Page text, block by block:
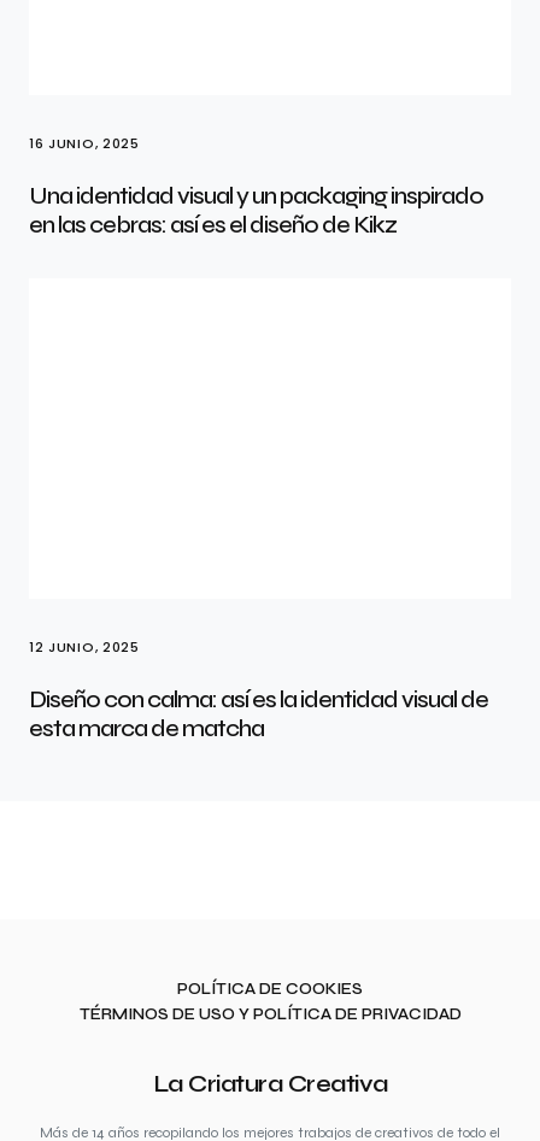
16 JUNIO, 2025
Una identidad visual y un packaging inspirado
en las cebras: así es el diseño de Kikz
12 JUNIO, 2025
Diseño con calma: así es la identidad visual de
esta marca de matcha
POLÍTICA DE COOKIES
TÉRMINOS DE USO Y POLÍTICA DE PRIVACIDAD
La Criatura Creativa
Más de 14 años recopilando los mejores trabajos de creativos de todo el